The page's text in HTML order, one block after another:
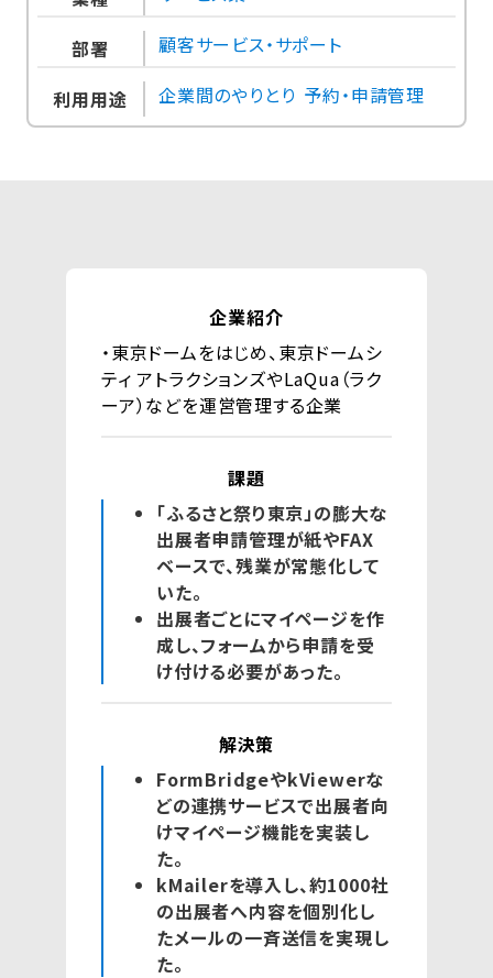
部署 顧客サービス・サポート
利用用途 企業間のやりとり 予約・申請管理
企業紹介
・東京ドームをはじめ、東京ドームシ
ティ アトラクションズやLaQua（ラク
ーア）などを運営管理する企業
課題
「ふるさと祭り東京」の膨大な
出展者申請管理が紙やFAX
ベースで、残業が常態化して
いた。
出展者ごとにマイページを作
成し、フォームから申請を受
け付ける必要があった。
解決策
FormBridgeやkViewerな
どの連携サービスで出展者向
けマイページ機能を実装し
た。
kMailerを導入し、約1000社
の出展者へ内容を個別化し
たメールの一斉送信を実現し
た。